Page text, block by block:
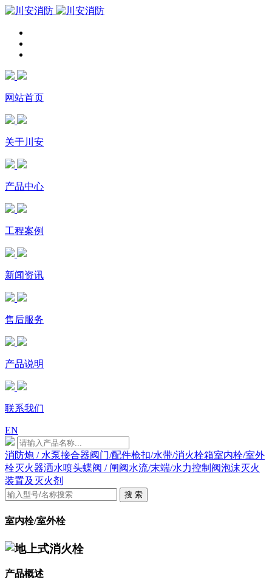
网站首页
关于川安
产品中心
工程案例
新闻资讯
售后服务
产品说明
联系我们
EN
消防炮 / 水泵接合器阀门/配件枪扣/水带/消火栓箱室内栓/室外
栓灭火器洒水喷头蝶阀 / 闸阀水流/末端/水力控制阀泡沫灭火
装置及灭火剂
搜 索
室内栓/室外栓
地上式消火栓
产品概述